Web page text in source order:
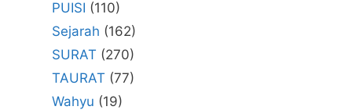
PUISI (110)
Sejarah (162)
SURAT (270)
TAURAT (77)
Wahyu (19)